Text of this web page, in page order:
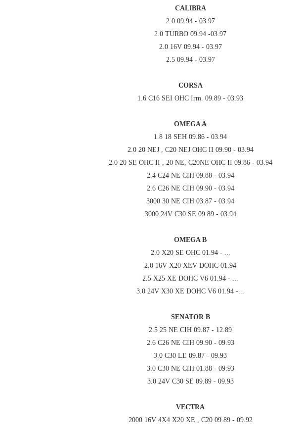
CALIBRA
2.0 09.94 - 03.97
2.0 TURBO 09.94 -03.97
2.0 16V 09.94 - 03.97
2.5 09.94 - 03.97
CORSA
1.6 C16 SEI OHC Irm. 09.89 - 03.93
OMEGA A
1.8 18 SEH 09.86 - 03.94
2.0 20 NEJ , C20 NEJ OHC II 09.90 - 03.94
2.0 20 SE OHC II , 20 NE, C20NE OHC II 09.86 - 03.94
2.4 C24 NE CIH 09.88 - 03.94
2.6 C26 NE CIH 09.90 - 03.94
3000 30 NE CIH 03.87 - 03.94
3000 24V C30 SE 09.89 - 03.94
OMEGA B
2.0 X20 SE OHC 01.94 - ...
2.0 16V X20 XEV DOHC 01.94
2.5 X25 XE DOHC V6 01.94 - ...
3.0 24V X30 XE DOHC V6 01.94 -...
SENATOR B
2.5 25 NE CIH 09.87 - 12.89
2.6 C26 NE CIH 09.90 - 09.93
3.0 C30 LE 09.87 - 09.93
3.0 C30 NE CIH 01.88 - 09.93
3.0 24V C30 SE 09.89 - 09.93
VECTRA
2000 16V 4X4 X20 XE , C20 09.89 - 09.92